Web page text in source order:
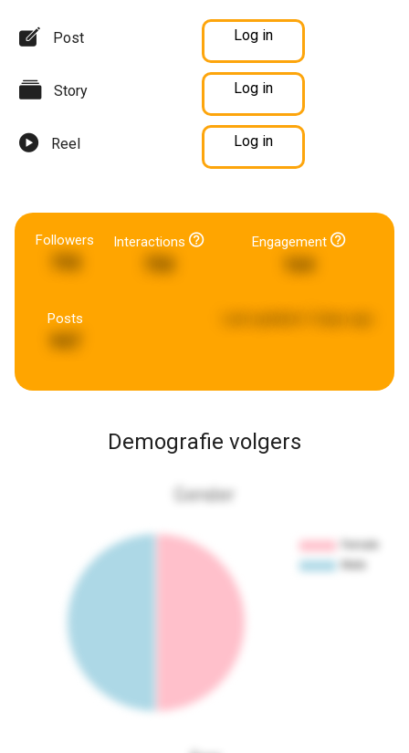
Post Log in
Story Log in
Reel Log in
Followers Interactions Engagement
164
Posts
Demografie volgers
Gender